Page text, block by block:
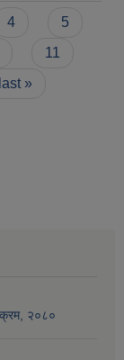
4
5
11
last »
२०८०